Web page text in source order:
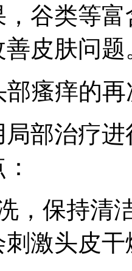
谷类等
善皮肤问题
部瘙痒的
局部治疗
，保持清
激头皮干